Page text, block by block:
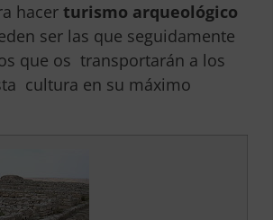
hacer turismo arqueológico
ser las que seguidamente
que os transportarán a los
cultura en su máximo